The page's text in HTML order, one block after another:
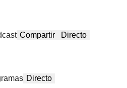
Compartir Directo
Directo